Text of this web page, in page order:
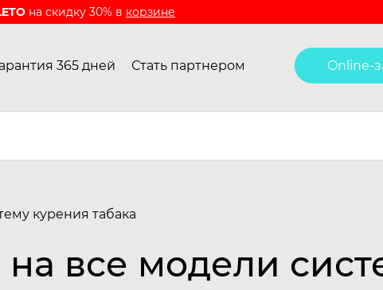
на скидку 30% в корзине
365 дней Стать партнером Online-
курения табака
все модели